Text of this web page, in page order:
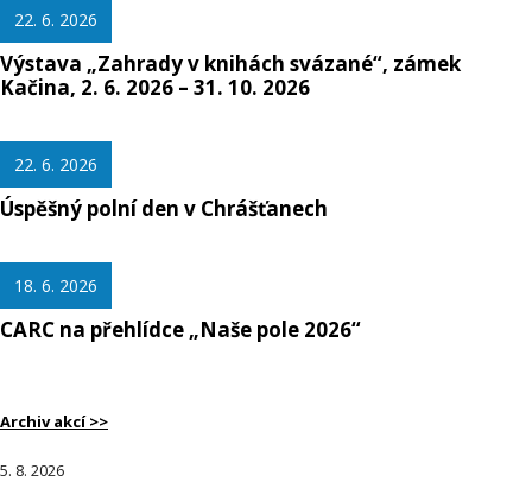
22. 6. 2026
Výstava „Zahrady v knihách svázané“, zámek
Kačina, 2. 6. 2026 – 31. 10. 2026
22. 6. 2026
Úspěšný polní den v Chrášťanech
18. 6. 2026
CARC na přehlídce „Naše pole 2026“
Archiv akcí >>
5. 8. 2026